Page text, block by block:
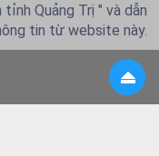
Quảng Trị " và dẫn
tin từ website này.